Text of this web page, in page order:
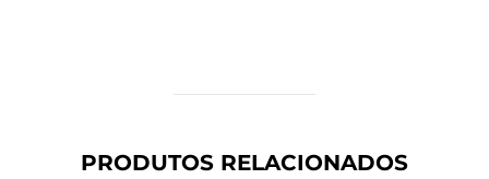
PRODUTOS RELACIONADOS